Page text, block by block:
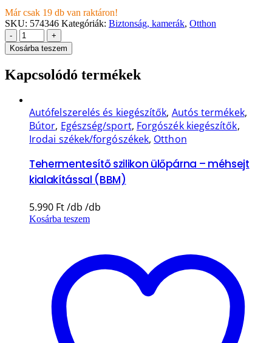
Már csak 19 db van raktáron!
SKU: 574346 Kategóriák: Biztonság, kamerák, Otthon
-
+
Kosárba teszem
Kapcsolódó termékek
Autófelszerelés és kiegészítők, Autós termékek,
Bútor, Egészség/sport, Forgószék kiegészítők,
Irodai székek/forgószékek, Otthon
Tehermentesítő szilikon ülőpárna – méhsejt
kialakítással (BBM)
5.990 Ft
Kosárba teszem